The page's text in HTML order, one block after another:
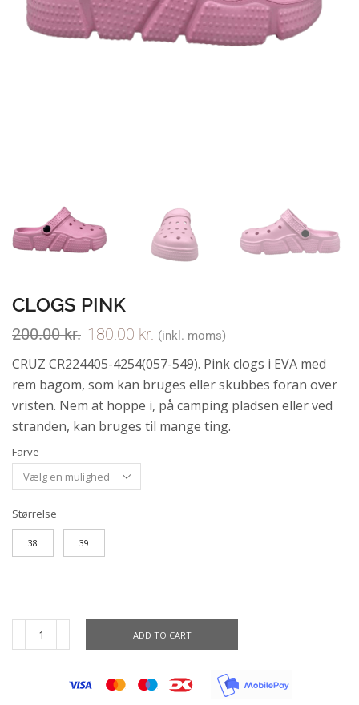
CLOGS PINK
200.00kr. 180.00 kr. (inkl. moms)
CRUZ CR224405-4254(057-549). Pink clogs i EVA med
rem bagom, som kan bruges eller skubbes foran over
vristen. Nem at hoppe i, på camping pladsen eller ved
stranden, kan bruges til mange ting.
Farve
Størrelse
38 39
ADD TO CART